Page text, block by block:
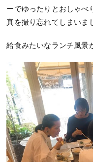
ーでゆったりとおしゃべ
真を撮り忘れてしまいま
給食みたいなランチ風景